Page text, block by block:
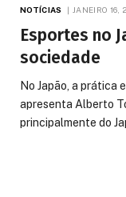
NOTÍCIAS JANEIRO 16,
Esportes no
sociedade
No Japão, a prática
apresenta Alberto
principalmente do